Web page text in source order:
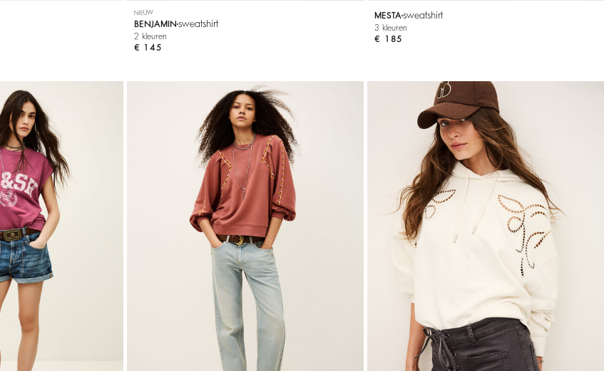
NIEUW
BENJAMIN sweatshirt
2 kleuren
€ 145
MESTA sweatshirt
3 kleuren
€ 185